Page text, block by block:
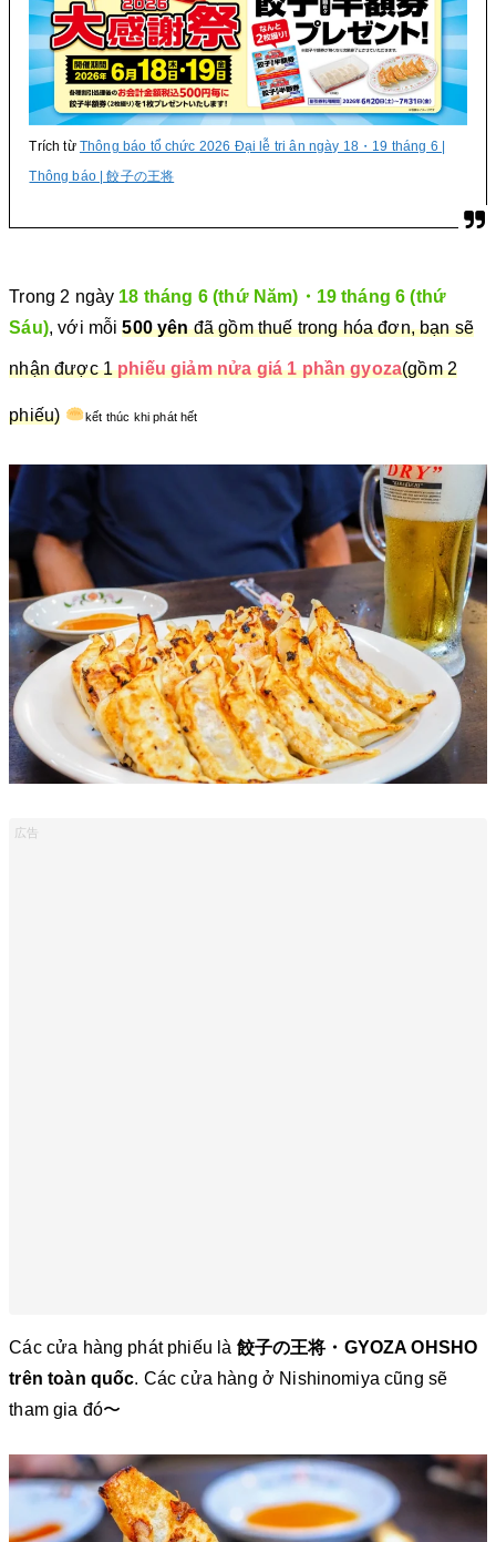
Trích từ Thông báo tổ chức 2026 Đại lễ tri ân ngày 18・19 tháng 6 |
Thông báo | 餃子の王将
Trong 2 ngày 18 tháng 6 (thứ Năm)・19 tháng 6 (thứ
Sáu), với mỗi500 yênđã gồm thuế trong hóa đơn, bạn sẽ
nhận được 1phiếu giảm nửa giá 1 phần gyoza(gồm 2
phiếu) kết thúc khi phát hết
Các cửa hàng phát phiếu là 餃子の王将・GYOZA OHSHO
trên toàn quốc. Các cửa hàng ở Nishinomiya cũng sẽ
tham gia đó〜